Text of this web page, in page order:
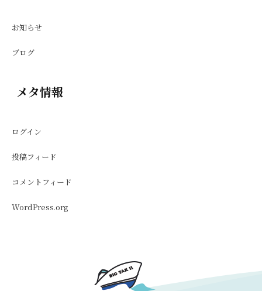
お知らせ
ブログ
メタ情報
ログイン
投稿フィード
コメントフィード
WordPress.org